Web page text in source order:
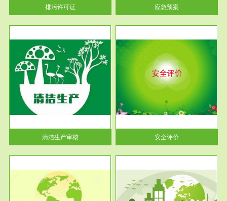
排污许可证 应急预案
清洁生产审核
服务范围
安全评价
安全评价安全评价目的是查找、
分析和预测工程、系统、生产经
营活...
安全评价
服务范围